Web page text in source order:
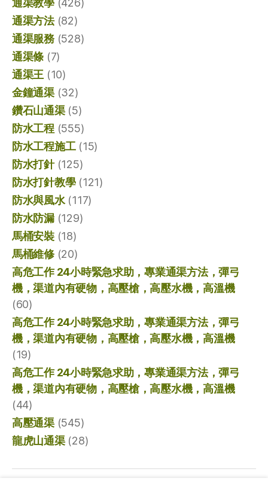
通渠教學(426)
通渠方法(82)
通渠服務(528)
通渠條 (7)
通渠王 (10)
金鐘通渠(32)
鑽石山通渠(5)
防水工程(555)
防水工程施工(15)
防水打針(125)
防水打針教學(121)
防水與風水(117)
防水防漏(129)
馬桶安裝(18)
馬桶維修(20)
高危工作 24小時緊急求助，專業通渠方法，彈弓
機，渠道內有硬物，高壓槍，高壓水機，高溫機
(60)
高危工作 24小時緊急求助，專業通渠方法，彈弓
機，渠道內有硬物，高壓槍，高壓水機，高溫機
(19)
高危工作 24小時緊急求助，專業通渠方法，彈弓
機，渠道內有硬物，高壓槍，高壓水機，高溫機
(44)
高壓通渠(545)
龍虎山通渠(28)